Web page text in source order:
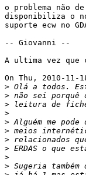
o problema não
disponibiliza o
suporte ecw no
-- Giovanni --
A ultima vez
On Thu, 2010-11-
>
>
>
>
>
>
>
>
>
>